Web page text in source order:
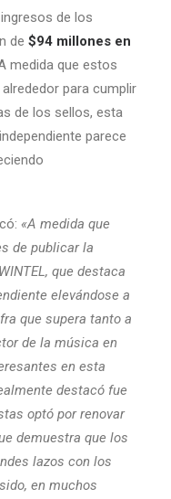
de los
de $94 millones en
medida que estos
para cumplir
de los sellos, esta
parece
«A medida que
de publicar la
que destaca
elevándose a
que supera tanto a
de la música en
en esta
destacó fue
optó por renovar
demuestra que los
lazos con los
en muchos